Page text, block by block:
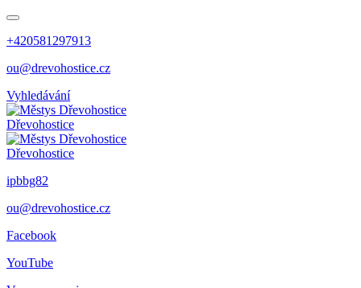
+420581297913
ou@drevohostice.cz
Vyhledávání
Dřevohostice
Dřevohostice
ipbbg82
ou@drevohostice.cz
Facebook
YouTube